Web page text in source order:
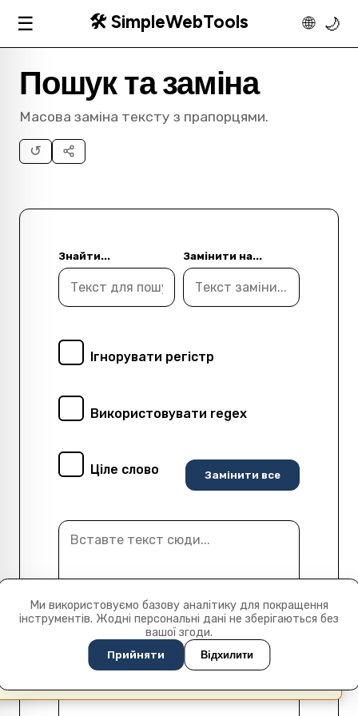
☰ 🛠️ SimpleWebTools 🌐 🌙
Ми використовуємо базову аналітику для покращення
інструментів. Жодні персональні дані не зберігаються без
вашої згоди.
Прийняти Відхилити
Пошук та заміна
Масова заміна тексту з прапорцями.
↺
Знайти... Замінити на...
Ігнорувати регістр
Використовувати regex
Ціле слово Замінити все